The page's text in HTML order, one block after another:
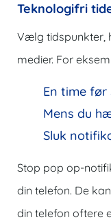
Teknologifri
Vælg tidspunkter,
medier. For
En time før
Mens du
Sluk
Stop pop op-
din telefon. De
din telefon oftere